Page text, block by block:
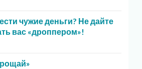
чужие деньги? Не дайте
вас «дроппером»!